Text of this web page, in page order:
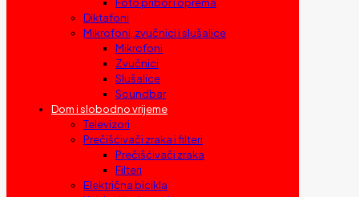
Diktafoni
Mikrofoni, zvučnici i slušalice
Mikrofoni
Zvučnici
Slušalice
Soundbar
Dom i slobodno vrijeme
Televizori
Prečišćivači zraka i filteri
Prečišćivači zraka
Filteri
Električna bicikla